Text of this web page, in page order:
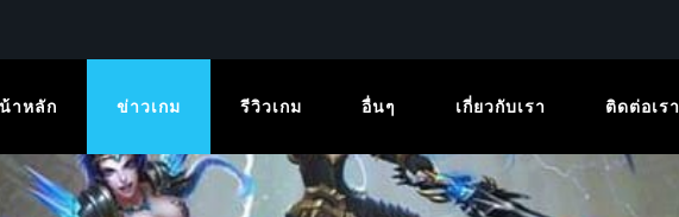
าหลัก ข่าวเกม รีวิวเกม อื่นๆ เกี่ยวกับเรา ติดต่อเรา